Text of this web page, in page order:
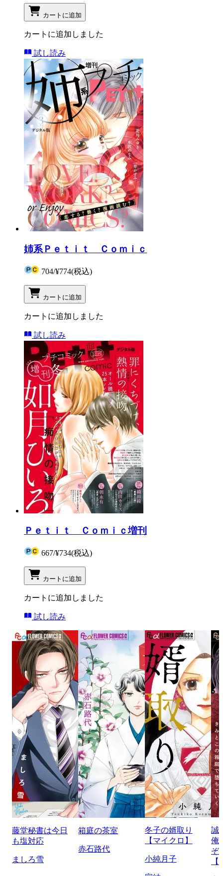
カートに追加
カートに追加しました
試し読み
姉系Ｐｅｔｉｔ Ｃｏｍｉｃ
704/¥774(税込)
カートに追加
カートに追加しました
試し読み
Ｐｅｔｉｔ Ｃｏｍｉｃ増刊
667/¥734(税込)
カートに追加
カートに追加しました
試し読み
藤堂秘書は今日
も塩対応
ましろ雪
箱庭の茶室
赤石路代
冬子の婿取り
【マイクロ】
小純月子
誠
俺
ぞ